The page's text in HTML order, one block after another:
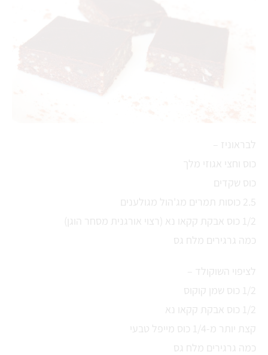
לבראוניז –
כוס וחצי אגוזי מלך
כוס שקדים
2.5 כוסות תמרים מג'הול מגולענים
1/2 כוס אבקת קקאו נא (רצוי אורגנית מסחר הוגן)
כמה גרגירים מלח גס
לציפוי השוקולד –
1/2 כוס שמן קוקוס
1/2 כוס אבקת קקאו נא
קצת יותר מ-1/4 כוס מייפל טבעי
כמה גרגירים מלח גס